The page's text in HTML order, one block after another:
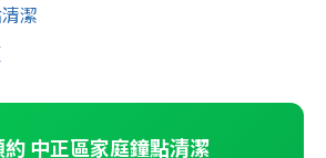
潔
約 中正區家庭鐘點清潔